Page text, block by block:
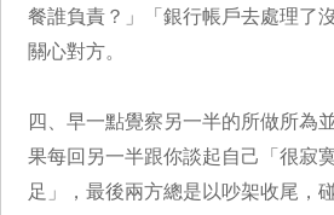
餐誰負責？」「銀行帳戶去處理了
關心對方。
四、早一點覺察另一半的所做所為
果每回另一半跟你談起自己「很寂
足」，最後兩方總是以吵架收尾，